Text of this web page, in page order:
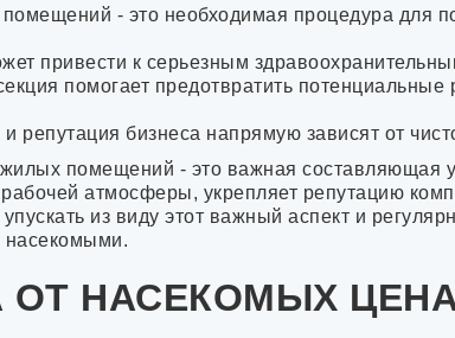
- это необходимая процедура для
привести к серьезным
помогает предотвратить потенциальные
репутация бизнеса напрямую зависят от
помещений - это важная составляющая
атмосферы, укрепляет репутацию
из виду этот важный аспект и
насекомыми.
ОТ НАСЕКОМЫХ